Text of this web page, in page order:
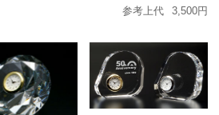
参考上代
3,500円